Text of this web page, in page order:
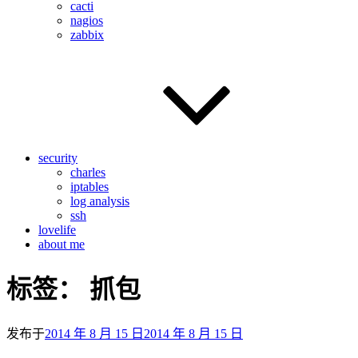
cacti
nagios
zabbix
security
charles
iptables
log analysis
ssh
lovelife
about me
标签： 抓包
发布于2014 年 8 月 15 日 2014 年 8 月 15 日